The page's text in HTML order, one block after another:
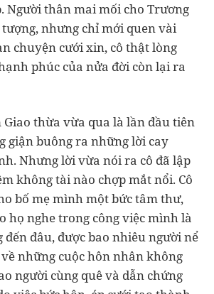
Người thân mai mối cho Trương
nhưng chỉ mới quen vài
chuyện cưới xin, cô thật lòng
phúc của nửa đời còn lại ra
Giao thừa vừa qua là lần đầu tiên
giận buông ra những lời cay
Nhưng lời vừa nói ra cô đã lập
không tài nào chợp mắt nổi. Cô
bố mẹ mình một bức tâm thư,
họ nghe trong công việc mình là
đâu, được bao nhiêu người nể
những cuộc hôn nhân không
người cùng quê và dẫn chứng